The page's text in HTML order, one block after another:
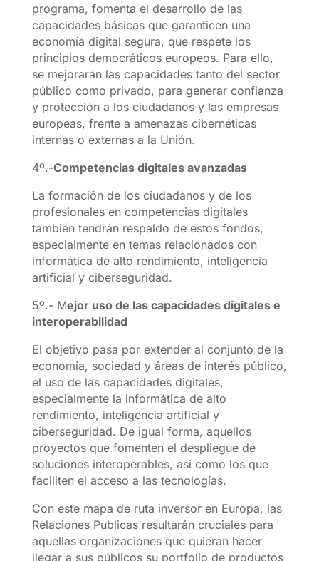
programa, fomenta el desarrollo de las
capacidades básicas que garanticen una
economía digital segura, que respete los
principios democráticos europeos. Para ello,
se mejorarán las capacidades tanto del sector
público como privado, para generar confianza
y protección a los ciudadanos y las empresas
europeas, frente a amenazas cibernéticas
internas o externas a la Unión.
4º.-Competencias digitales avanzadas
La formación de los ciudadanos y de los
profesionales en competencias digitales
también tendrán respaldo de estos fondos,
especialmente en temas relacionados con
informática de alto rendimiento, inteligencia
artificial y ciberseguridad.
5º.- Mejor uso de las capacidades digitales e
interoperabilidad
El objetivo pasa por extender al conjunto de la
economía, sociedad y áreas de interés público,
el uso de las capacidades digitales,
especialmente la informática de alto
rendimiento, inteligencia artificial y
ciberseguridad. De igual forma, aquellos
proyectos que fomenten el despliegue de
soluciones interoperables, así como los que
faciliten el acceso a las tecnologías.
Con este mapa de ruta inversor en Europa, las
Relaciones Publicas resultarán cruciales para
aquellas organizaciones que quieran hacer
llegar a sus públicos su portfolio de productos